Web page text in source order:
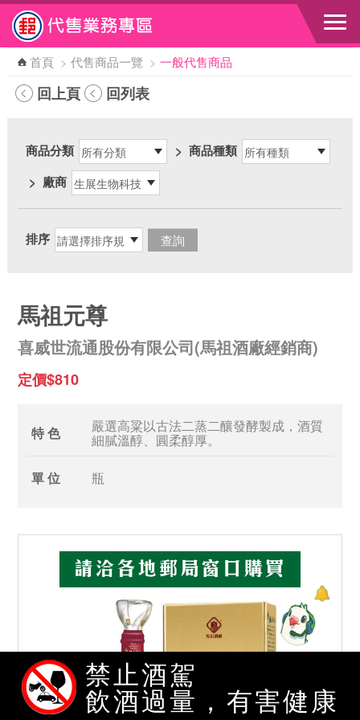
跳到主要內容區塊
首頁 > 代售商品一覽 > 一般代售商品
回上頁 回列表
商品分類 > 商品種類
> 廠商
排序
馬祖元尊
喜威世流通股份有限公司(馬祖酒廠經銷商)
定價$810
特 色 嚴選高粱以古法二蒸二釀發酵製成，酒質
細膩溫醇、圓柔醇厚。
單 位 瓶
禁止酒駕
飲酒過量，有害健康